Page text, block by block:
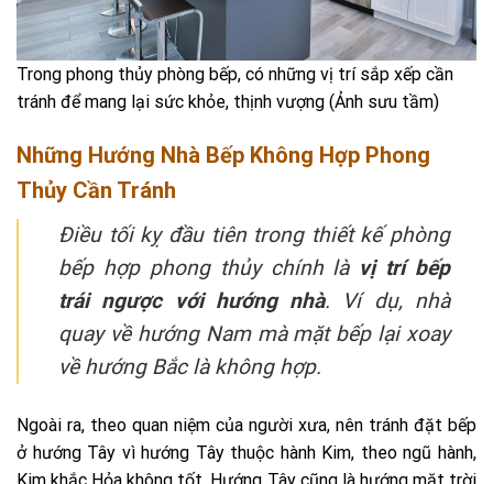
Trong phong thủy phòng bếp, có những vị trí sắp xếp cần
tránh để mang lại sức khỏe, thịnh vượng (Ảnh sưu tầm)
Những Hướng Nhà Bếp Không Hợp Phong
Thủy Cần Tránh
Điều tối kỵ đầu tiên trong thiết kế phòng
bếp hợp phong thủy chính là vị trí bếp
trái ngược với hướng nhà. Ví dụ, nhà
quay về hướng Nam mà mặt bếp lại xoay
về hướng Bắc là không hợp.
Ngoài ra, theo quan niệm của người xưa, nên tránh đặt bếp
ở hướng Tây vì hướng Tây thuộc hành Kim, theo ngũ hành,